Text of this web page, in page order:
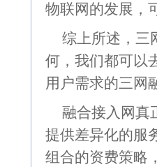
物联网的发展，
综上所述，三
何，我们都可以
用户需求的三网
融合接入网真
提供差异化的服
组合的资费策略